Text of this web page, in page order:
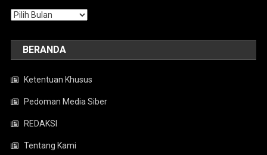
Arsip
BERANDA
Ketentuan Khusus
Pedoman Media Siber
REDAKSI
Tentang Kami